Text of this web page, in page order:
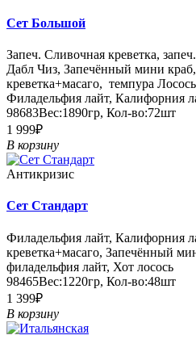
Сет Большой
Запеч. Сливочная креветка,
Дабл Чиз, Запечённый мини
креветка+масаго, темпура
Филадельфия лайт, Калифорния
98683Вес:1890гр, Кол-во:72шт
1 999₽
В корзину
Антикризис
Сет Стандарт
Филадельфия лайт, Калифорния
креветка+масаго, Запечённый
филадельфия лайт, Хот лосось
98465Вес:1220гр, Кол-во:48шт
1 399₽
В корзину